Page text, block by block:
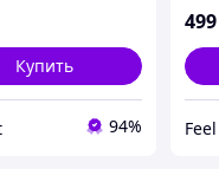
Купить
94%
499